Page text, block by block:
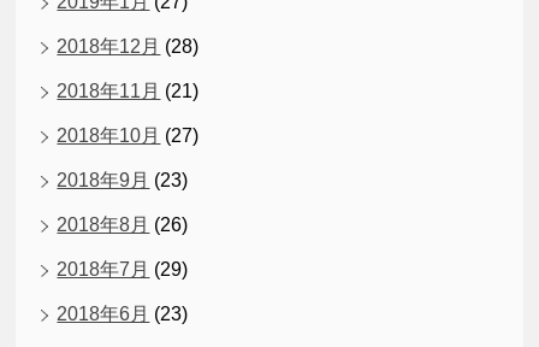
2018年12月 (28)
2018年11月 (21)
2018年10月 (27)
2018年9月 (23)
2018年8月 (26)
2018年7月 (29)
2018年6月 (23)